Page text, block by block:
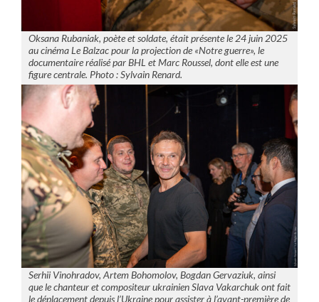
Oksana Rubaniak, poète et soldate, était présente le 24 juin 2025
au cinéma Le Balzac pour la projection de «Notre guerre», le
documentaire réalisé par BHL et Marc Roussel, dont elle est une
figure centrale. Photo : Sylvain Renard.
Serhii Vinohradov, Artem Bohomolov, Bogdan Gervaziuk, ainsi
que le chanteur et compositeur ukrainien Slava Vakarchuk ont fait
le déplacement depuis l’Ukraine pour assister à l’avant-première de